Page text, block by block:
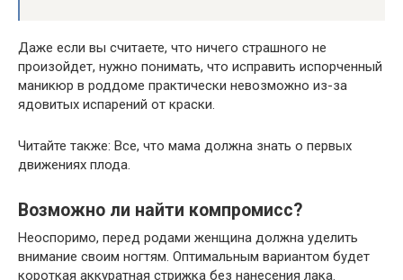
Даже если вы считаете, что ничего страшного не
произойдет, нужно понимать, что исправить испорченный
маникюр в роддоме практически невозможно из-за
ядовитых испарений от краски.
Читайте также: Все, что мама должна знать о первых
движениях плода.
Возможно ли найти компромисс?
Неоспоримо, перед родами женщина должна уделить
внимание своим ногтям. Оптимальным вариантом будет
короткая аккуратная стрижка без нанесения лака.